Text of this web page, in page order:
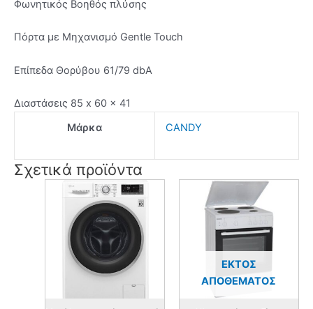
Φωνητικός Βοηθός πλύσης
Πόρτα με Μηχανισμό Gentle Touch
Επίπεδα Θορύβου 61/79 dbA
Διαστάσεις 85 x 60 x 41
Μάρκα
CANDY
Σχετικά προϊόντα
ΕΚΤΌΣ
ΑΠΟΘΈΜΑΤΟΣ